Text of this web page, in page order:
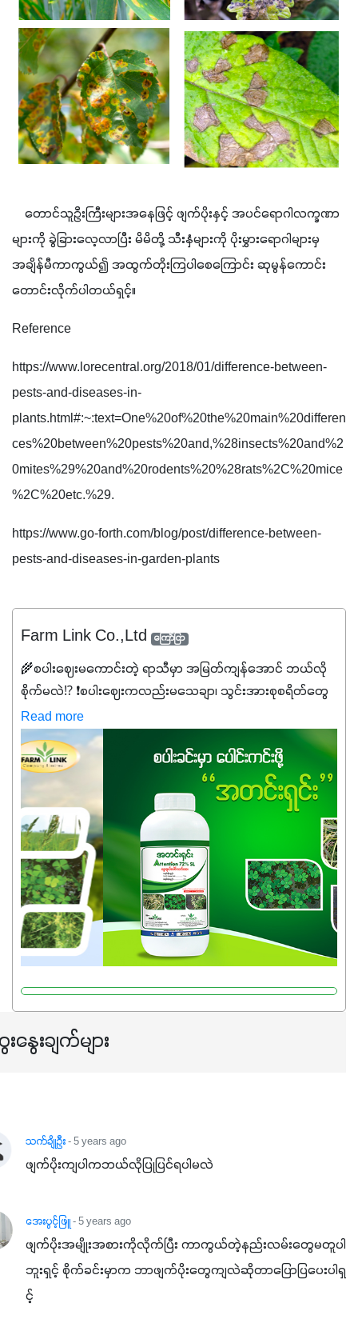
တောင်သူဦးကြီးများအနေဖြင့် ဖျက်ပိုးနှင့် အပင်ရောဂါလက္ခဏာ
များကို ခွဲခြားလေ့လာပြီး မိမိတို့ သီးနှံများကို ပိုးမွှားရောဂါများမှ
အချိန်မီကာကွယ်၍ အထွက်တိုးကြပါစေကြောင်း ဆုမွန်ကောင်း
တောင်းလိုက်ပါတယ်ရှင့်။
Reference
https://www.lorecentral.org/2018/01/difference-between-
pests-and-diseases-in-
plants.html#:~:text=One%20of%20the%20main%20differen
ces%20between%20pests%20and,%28insects%20and%2
0mites%29%20and%20rodents%20%28rats%2C%20mice
%2C%20etc.%29.
https://www.go-forth.com/blog/post/difference-between-
pests-and-diseases-in-garden-plants
Farm Link Co.,Ltd ကြော်ငြာ
🌾စပါးဈေးမကောင်းတဲ့ ရာသီမှာ အမြတ်ကျန်အောင် ဘယ်လို
စိုက်မလဲ⁉️ ❗စပါးဈေးကလည်းမသေချာ၊ သွင်းအားစုစရိတ်တွေ
ကလည်း တက်နေတဲ့ဒီလိုအချိန်မှာ သွင်းအားစုဖိုးကို လျှော့ချပြီး
အထွက်နှုန်းကို ထိန်းထားနိုင်မှ ဦးကြီးတို့ အဆင်ပြေမှာနော် ✔️ဒါ
ကြောင့် ကိုယ်သုံးသမျှ ကိုယ့်အတွက်အကျိုးရစေမယ့်
အရည်အသွေးစိတ်ချရတဲ့ သွင်းအားစုပစ္စည်းတွေကိုပဲ ရွေးချယ်
သုံးသင့်ပါတယ်။
Read more
နွေးချက်များ
သက်ချိုဦး- 5 years ago
ဖျက်ပိုးကျပါကဘယ်လိုပြုပြင်ရပါမလဲ
အေးပွင့်ဖြူ- 5 years ago
ဖျက်ပိုးအမျိုးအစားကိုလိုက်ပြီး ကာကွယ်တဲ့နည်းလမ်းတွေမတူပါ
ဘူးရှင့် စိုက်ခင်းမှာက ဘာဖျက်ပိုးတွေကျလဲဆိုတာပြောပြပေးပါရှ
င့်